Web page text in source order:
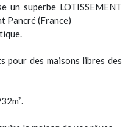
un superbe LOTISSEMENT
Pancré (France)
pour des maisons libres des